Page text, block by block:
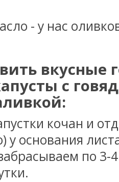
- у нас
вкусные
с
кочан и
у основания
по 3-